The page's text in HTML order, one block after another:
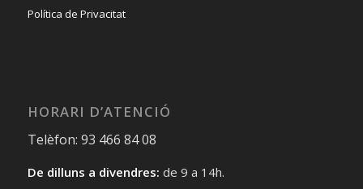
Política de Privacitat
HORARI D’ATENCIÓ
Telèfon: 93 466 84 08
De dilluns a divendres: de 9 a 14h.